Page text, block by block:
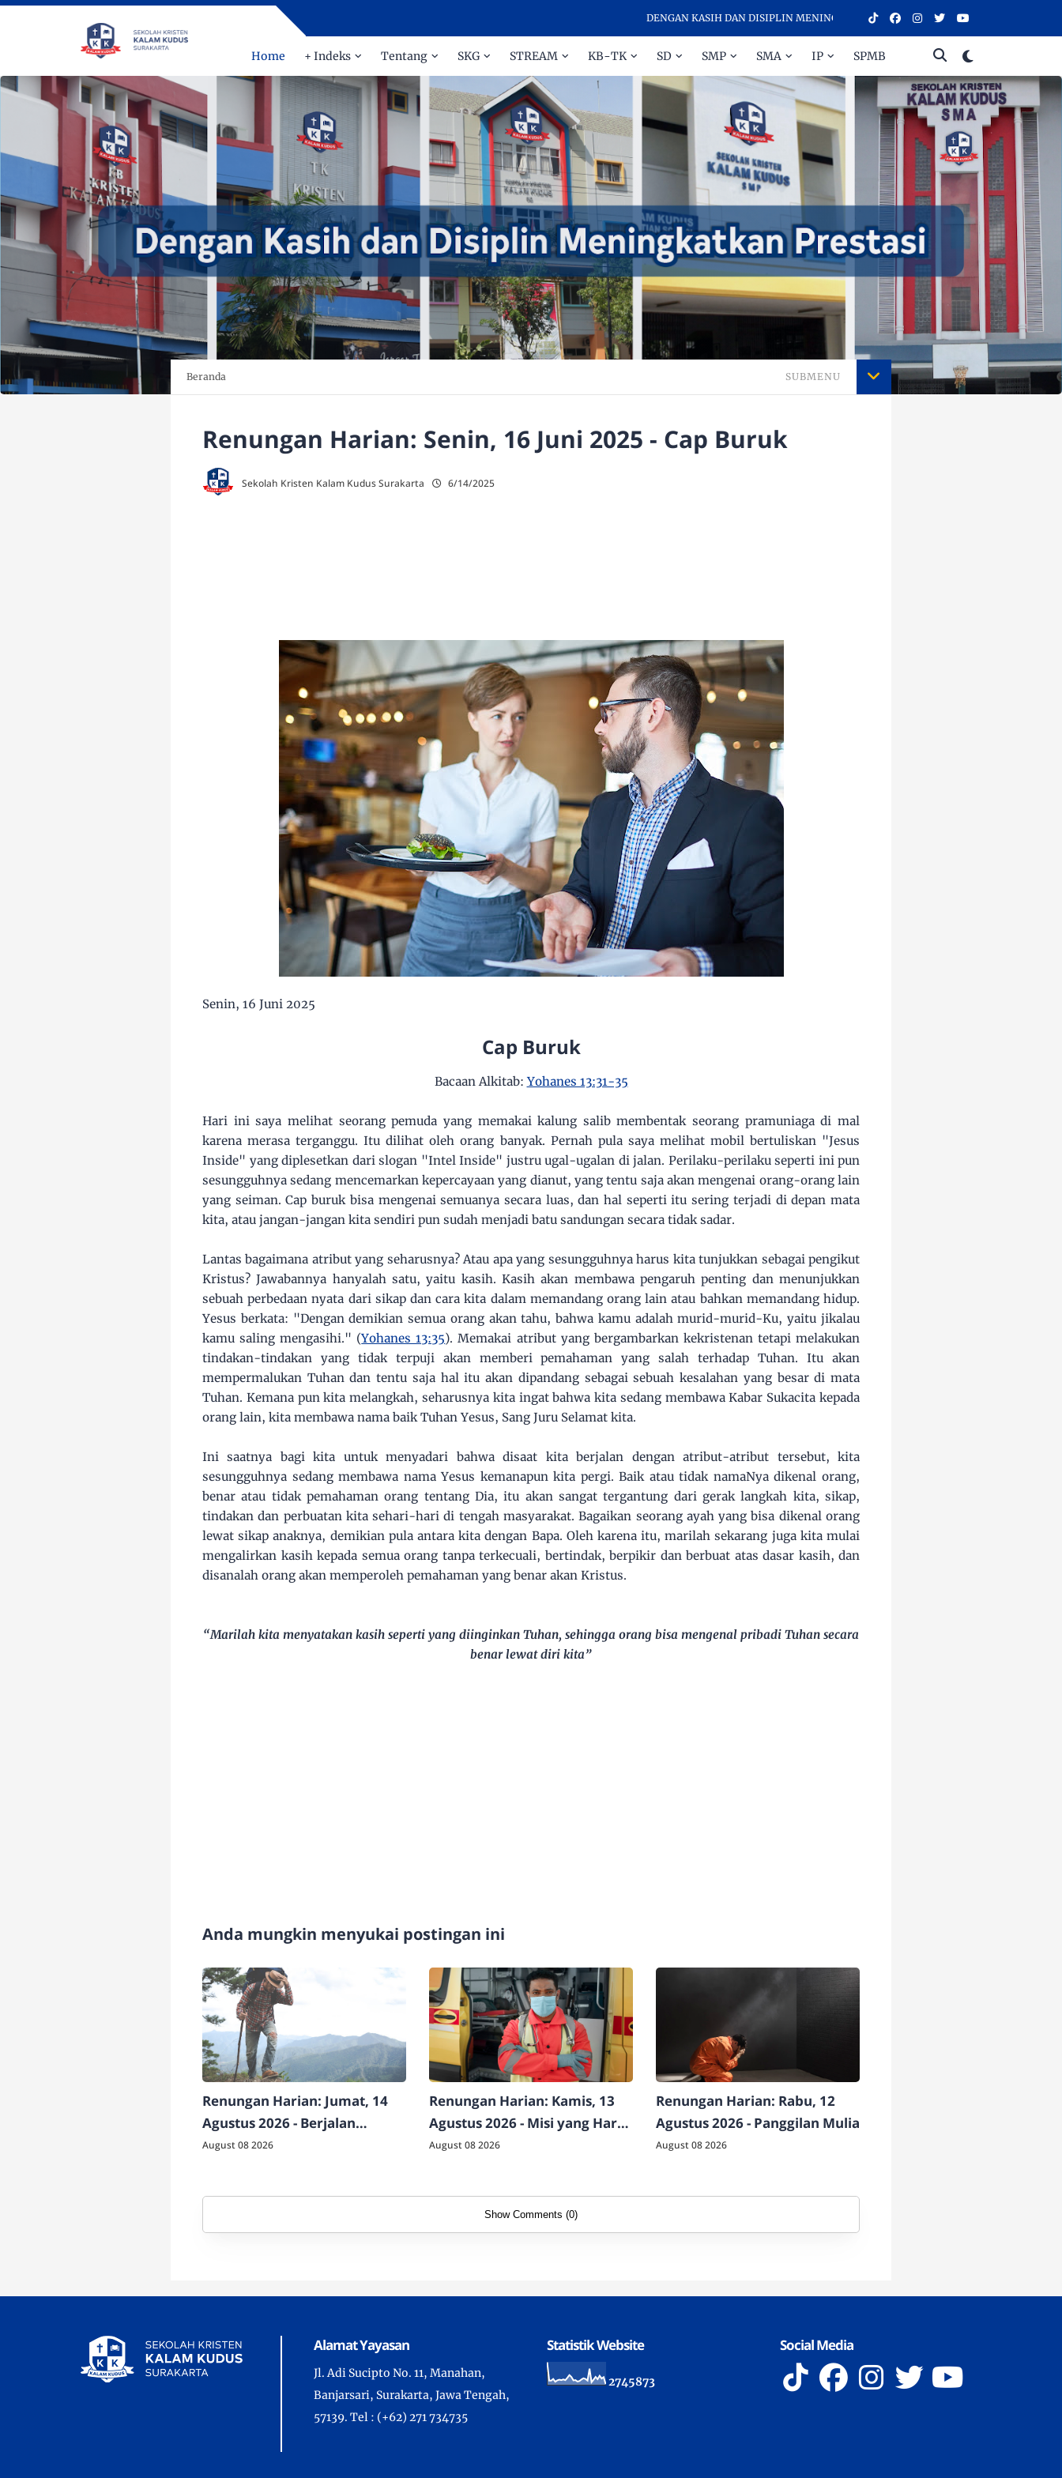
DENGAN KASIH DAN DISIPLIN MENINGKATKAN PRESTASI - SELAMAT DATANG DI
Home + Indeks Tentang SKG STREAM KB-TK SD SMP SMA IP SPMB
Beranda SUBMENU
Renungan Harian: Senin, 16 Juni 2025 - Cap Buruk
Sekolah Kristen Kalam Kudus Surakarta 6/14/2025
Senin, 16 Juni 2025
Cap Buruk
Bacaan Alkitab:Yohanes 13:31-35
Hari ini saya melihat seorang pemuda yang memakai kalung salib membentak seorang pramuniaga di mal
karena merasa terganggu. Itu dilihat oleh orang banyak. Pernah pula saya melihat mobil bertuliskan "Jesus
Inside" yang diplesetkan dari slogan "Intel Inside" justru ugal-ugalan di jalan. Perilaku-perilaku seperti ini pun
sesungguhnya sedang mencemarkan kepercayaan yang dianut, yang tentu saja akan mengenai orang-orang lain
yang seiman. Cap buruk bisa mengenai semuanya secara luas, dan hal seperti itu sering terjadi di depan mata
kita, atau jangan-jangan kita sendiri pun sudah menjadi batu sandungan secara tidak sadar.
Lantas bagaimana atribut yang seharusnya? Atau apa yang sesungguhnya harus kita tunjukkan sebagai pengikut
Kristus? Jawabannya hanyalah satu, yaitu kasih. Kasih akan membawa pengaruh penting dan menunjukkan
sebuah perbedaan nyata dari sikap dan cara kita dalam memandang orang lain atau bahkan memandang hidup.
Yesus berkata: "Dengan demikian semua orang akan tahu, bahwa kamu adalah murid-murid-Ku, yaitu jikalau
kamu saling mengasihi." (Yohanes 13:35). Memakai atribut yang bergambarkan kekristenan tetapi melakukan
tindakan-tindakan yang tidak terpuji akan memberi pemahaman yang salah terhadap Tuhan. Itu akan
mempermalukan Tuhan dan tentu saja hal itu akan dipandang sebagai sebuah kesalahan yang besar di mata
Tuhan. Kemana pun kita melangkah, seharusnya kita ingat bahwa kita sedang membawa Kabar Sukacita kepada
orang lain, kita membawa nama baik Tuhan Yesus, Sang Juru Selamat kita.
Ini saatnya bagi kita untuk menyadari bahwa disaat kita berjalan dengan atribut-atribut tersebut, kita
sesungguhnya sedang membawa nama Yesus kemanapun kita pergi. Baik atau tidak namaNya dikenal orang,
benar atau tidak pemahaman orang tentang Dia, itu akan sangat tergantung dari gerak langkah kita, sikap,
tindakan dan perbuatan kita sehari-hari di tengah masyarakat. Bagaikan seorang ayah yang bisa dikenal orang
lewat sikap anaknya, demikian pula antara kita dengan Bapa. Oleh karena itu, marilah sekarang juga kita mulai
mengalirkan kasih kepada semua orang tanpa terkecuali, bertindak, berpikir dan berbuat atas dasar kasih, dan
disanalah orang akan memperoleh pemahaman yang benar akan Kristus.
“Marilah kita menyatakan kasih seperti yang diinginkan Tuhan, sehingga orang bisa mengenal pribadi Tuhan secara
benar lewat diri kita”
Anda mungkin menyukai postingan ini
Renungan Harian: Jumat, 14
Agustus 2026 - Berjalan
bersama Tuhan
August 08 2026
Renungan Harian: Kamis, 13
Agustus 2026 - Misi yang Harus
Dilakukan
August 08 2026
Renungan Harian: Rabu, 12
Agustus 2026 - Panggilan Mulia
August 08 2026
Show Comments (0)
Alamat Yayasan
Jl. Adi Sucipto No. 11, Manahan,
Banjarsari, Surakarta, Jawa Tengah,
57139. Tel : (+62) 271 734735
Statistik Website
2745873
Social Media